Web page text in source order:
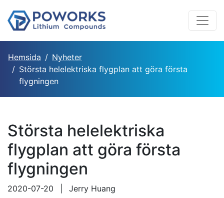
Hemsida
Nyheter
Största helelektriska flygplan att göra första
flygningen
Största helelektriska
flygplan att göra första
flygningen
2020-07-20 Jerry Huang